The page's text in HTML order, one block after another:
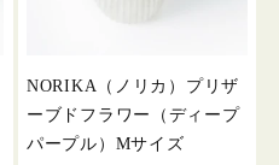
NORIKA（ノリカ）プリザ
ーブドフラワー（ディープ
パープル）Mサイズ